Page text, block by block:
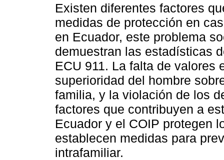
Existen diferentes factores
medidas de protección en
en Ecuador, este problema
demuestran las estadísticas
ECU 911. La falta de valores
superioridad del hombre
familia, y la violación de los
factores que contribuyen a
Ecuador y el COIP protegen
establecen medidas para
intrafamiliar.